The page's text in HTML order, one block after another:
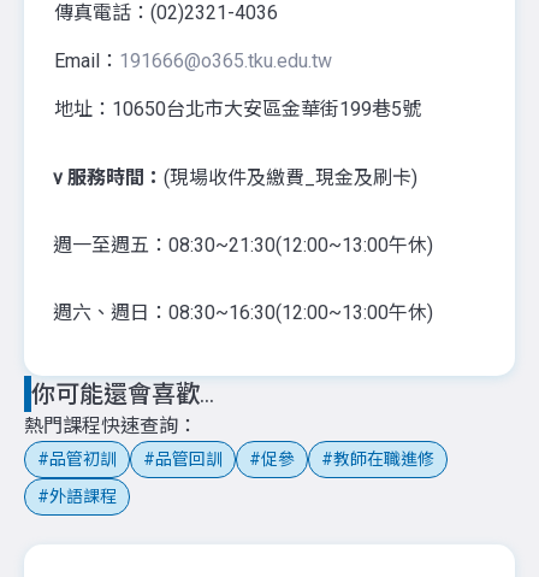
傳真電話：(02)2321-4036
Email： 191666@o365.tku.edu.tw
地址：10650台北市大安區金華街199巷5號
v 服務時間： (現場收件及繳費_現金及刷卡)
週一至週五：08:30~21:30(12:00~13:00午休)
週六、週日：08:30~16:30(12:00~13:00午休)
你可能還會喜歡...
熱門課程快速查詢
品管初訓 品管回訓 促參
教師在職進修
外語課程